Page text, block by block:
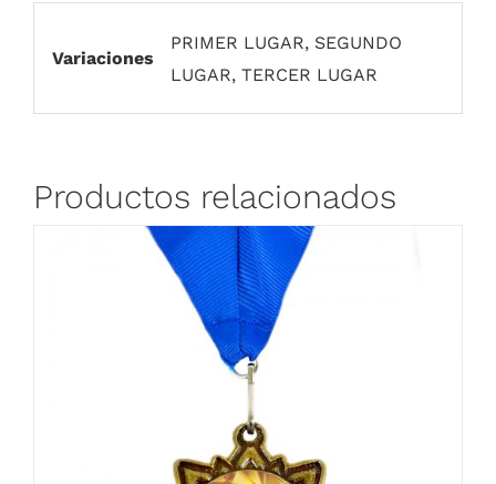
Variaciones
PRIMER LUGAR, SEGUNDO
LUGAR, TERCER LUGAR
Productos relacionados